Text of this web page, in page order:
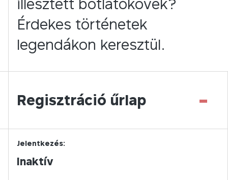
illesztett botlatókövek?
Érdekes történetek
legendákon keresztül.
Regisztráció űrlap -
Jelentkezés:
Inaktív